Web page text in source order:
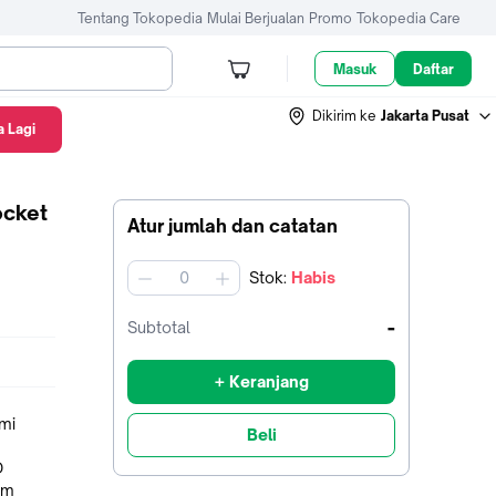
Tentang Tokopedia Mulai Berjualan Promo Tokopedia Care
Masuk Daftar
Dikirim ke Jakarta Pusat
Atur jumlah dan catatan
jumlah Stok: Habis
Subtotal -
+ Keranjang
Beli
Lagi